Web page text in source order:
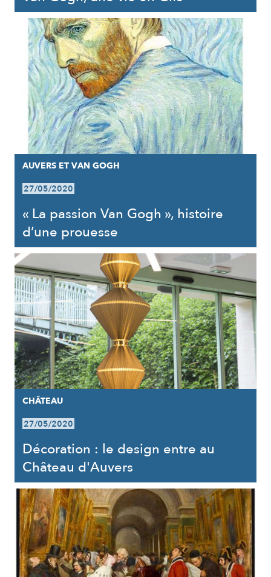
AUVERS ET VAN GOGH
27/05/2020
« La passion Van Gogh », histoire
d’une prouesse
CHÂTEAU
27/05/2020
Décoration : le design entre au
Château d'Auvers